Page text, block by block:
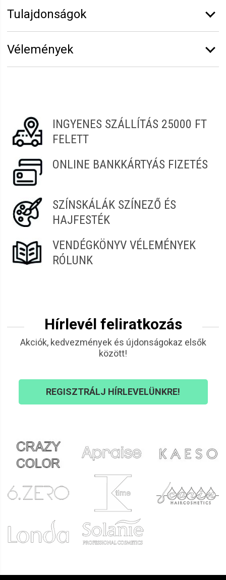
Tulajdonságok
Kiszerelés:
Vélemények
INGYENES SZÁLLÍTÁS 25000 FT
FELETT
ONLINE BANKKÁRTYÁS FIZETÉS
SZÍNSKÁLÁK SZÍNEZŐ ÉS
HAJFESTÉK
VENDÉGKÖNYV VÉLEMÉNYEK
RÓLUNK
Hírlevél feliratkozás
Akciók, kedvezmények és újdonságokaz elsők
között!
REGISZTRÁLJ HÍRLEVELÜNKRE!